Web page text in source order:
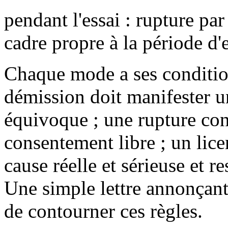
pendant l'essai : rupture
cadre propre à la période
Chaque mode a ses
démission doit manifester
équivoque ; une rupture
consentement libre ; un
cause réelle et sérieuse et
Une simple lettre
de contourner ces règles.